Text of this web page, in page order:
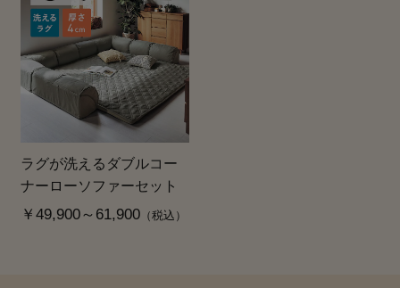
ラグが洗えるダブルコー
ナーローソファーセット
￥49,900～61,900 （税込）